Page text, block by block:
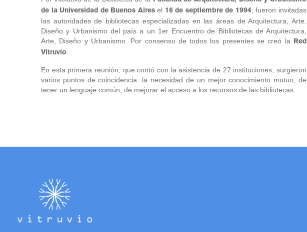
de la Universidad de Buenos Airesel 16 de septiembre de 1994, fueron invitadas
las autoridades de bibliotecas especializadas en las áreas de Arquitectura, Arte,
Diseño y Urbanismo del país a un 1er Encuentro de Bibliotecas de Arquitectura,
Arte, Diseño y Urbanismo. Por consenso de todos los presentes se creó la
Red
Vitruvio
En esta primera reunión, que contó con la asistencia de 27 instituciones, surgieron
varios puntos de coincidencia: la necesidad de un mejorconocimiento mutuo, de
tener un lenguaje común, de mejorar el acceso a los recursos de las bibliotecas.